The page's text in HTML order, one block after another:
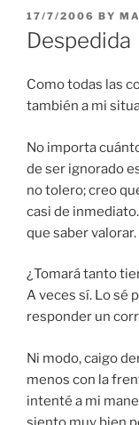
POSTED
ON
17/7/2006 BY
Despedida
Como todas las
también a mi
No importa
de ser ignorado
no tolero; creo
casi de
que saber valorar.
¿Tomará tanto
A veces sí. Lo sé
responder un
Ni modo, caigo
menos con la
intenté a mi